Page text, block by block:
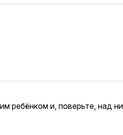
ребёнком и, поверьте, над